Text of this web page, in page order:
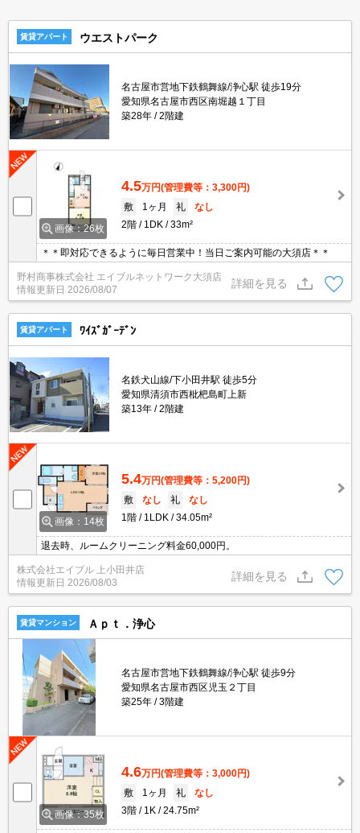
賃貸アパート ウエストパーク
名古屋市営地下鉄鶴舞線/浄心駅 徒歩19分
愛知県名古屋市西区南堀越１丁目
築28年
2階建
画像：26枚
4.5万円(管理費等：3,300円)
敷
1ヶ月 礼
なし
2階
1DK 33m²
＊＊即対応できるように毎日営業中！当日ご案内可能の大須店＊＊
野村商事株式会社 エイブルネットワーク大須店
情報更新日 2026/08/07
詳細を見る
賃貸アパート ﾜｲｽﾞｶﾞｰﾃﾞﾝ
名鉄犬山線/下小田井駅 徒歩5分
愛知県清須市西枇杷島町上新
築13年
2階建
画像：14枚
5.4万円(管理費等：5,200円)
敷
なし 礼
なし
1階
1LDK 34.05m²
退去時、ルームクリーニング料金60,000円。
株式会社エイブル 上小田井店
情報更新日 2026/08/03
詳細を見る
賃貸マンション Ａｐｔ．浄心
名古屋市営地下鉄鶴舞線/浄心駅 徒歩9分
愛知県名古屋市西区児玉２丁目
築25年
3階建
画像：35枚
4.6万円(管理費等：3,000円)
敷
1ヶ月 礼
なし
3階
1K 24.75m²